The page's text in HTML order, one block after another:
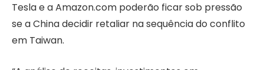
Tesla e a Amazon.com poderão ficar sob pressão
se a China decidir retaliar na sequência do conflito
em Taiwan.